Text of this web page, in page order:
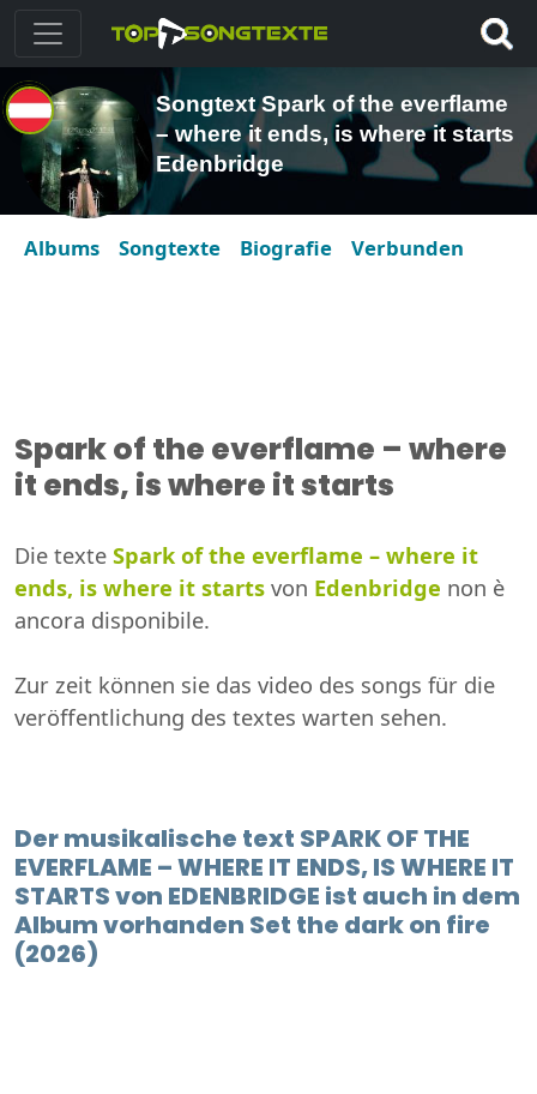
Songtext Spark of the everflame
– where it ends, is where it starts
Edenbridge
Albums Songtexte Biografie Verbunden
Spark of the everflame – where
it ends, is where it starts
Die texte Spark of the everflame – where it
ends, is where it starts von Edenbridge non è
ancora disponibile.
Zur zeit können sie das video des songs für die
veröffentlichung des textes warten sehen.
Der musikalische text SPARK OF THE
EVERFLAME – WHERE IT ENDS, IS WHERE IT
STARTS von EDENBRIDGE ist auch in dem
Album vorhanden Set the dark on fire
(2026)